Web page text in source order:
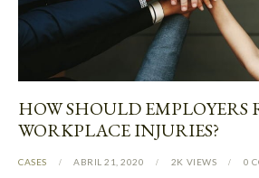
HOW SHOULD EMPLOYERS
WORKPLACE INJURIES?
CASES ABRIL 21, 2020 2K VIEWS 0